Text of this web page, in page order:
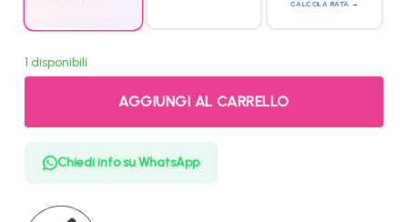
CALCOLA RATA →
1 disponibili
AGGIUNGI AL CARRELLO
Chiedi info su WhatsApp